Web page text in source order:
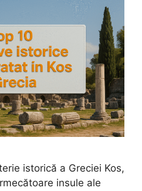
istorică a Greciei Kos,
insule ale